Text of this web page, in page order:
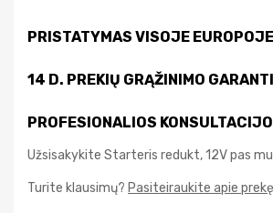
PRISTATYMAS VISOJE
14 D. PREKIŲ GRĄŽINIMO
PROFESIONALIOS
Užsisakykite Starteris redukt, 12V pas
Turite klausimų? Pasiteiraukite apie prekę